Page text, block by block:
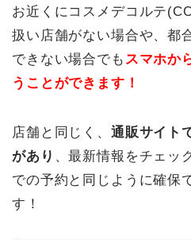
お近くにコスメデコルテ
扱い店舗がない場合や、都
できない場合でも スマホか
うことができます！
店舗と同じく、 通販サイト
があり 、最新情報をチェッ
での予約と同じように確保
す！